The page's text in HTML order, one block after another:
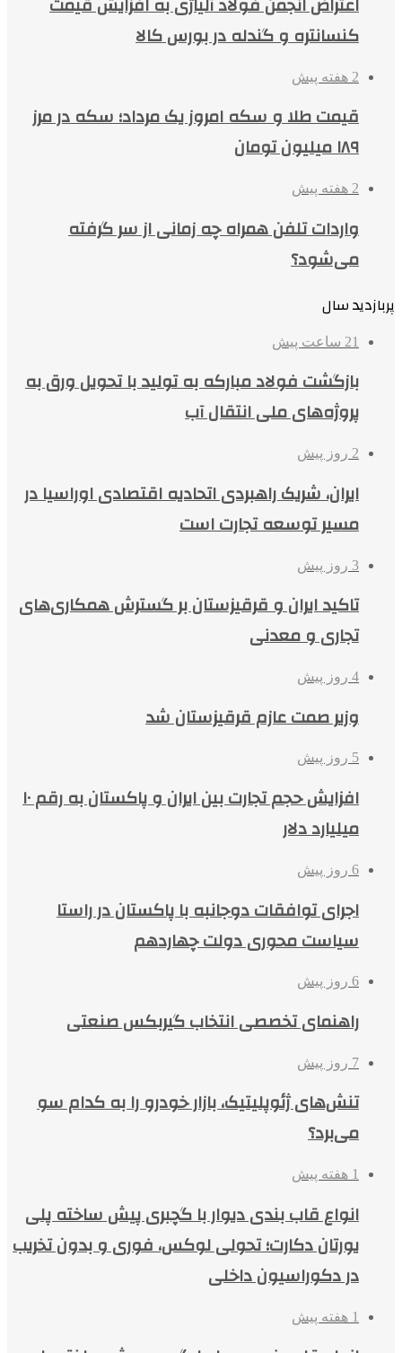
کنسانتره و گندله در بورس کالا
2 هفته پیش
قیمت طلا و سکه امروز یک مرداد؛ سکه در مرز
۱۸۹ میلیون تومان
2 هفته پیش
واردات تلفن همراه چه زمانی از سر گرفته
می‌شود؟
پربازدید سال
21 ساعت پیش
بازگشت فولاد مبارکه به تولید با تحویل ورق به
پروژه‌های ملی انتقال آب
2 روز پیش
ایران، شریک راهبردی اتحادیه اقتصادی اوراسیا در
مسیر توسعه تجارت است
3 روز پیش
تاکید ایران و قرقیزستان بر گسترش همکاری‌های
تجاری و معدنی
4 روز پیش
وزیر صمت عازم قرقیزستان شد
5 روز پیش
افزایش حجم تجارت بین ایران و پاکستان به رقم ۱۰
میلیارد دلار
6 روز پیش
اجرای توافقات دوجانبه با پاکستان در راستا
سیاست محوری دولت چهاردهم
6 روز پیش
راهنمای تخصصی انتخاب گیربکس صنعتی
7 روز پیش
تنش‌های ژئوپلیتیک، بازار خودرو را به کدام سو
می‌برد؟
1 هفته پیش
انواع قاب بندی دیوار با گچبری پیش ساخته پلی
یورتان دکارت؛ تحولی لوکس، فوری و بدون تخریب
در دکوراسیون داخلی
1 هفته پیش